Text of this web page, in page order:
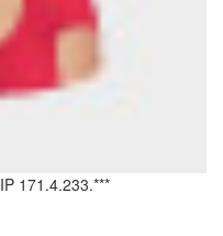
IP 171.4.233.***